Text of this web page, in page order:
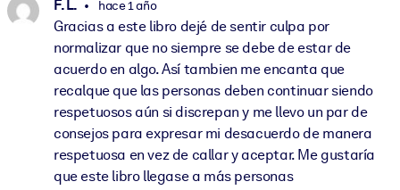
F. L. hace 1 año
Gracias a este libro dejé de sentir culpa por
normalizar que no siempre se debe de estar de
acuerdo en algo. Así tambien me encanta que
recalque que las personas deben continuar siendo
respetuosos aún si discrepan y me llevo un par de
consejos para expresar mi desacuerdo de manera
respetuosa en vez de callar y aceptar. Me gustaría
que este libro llegase a más personas